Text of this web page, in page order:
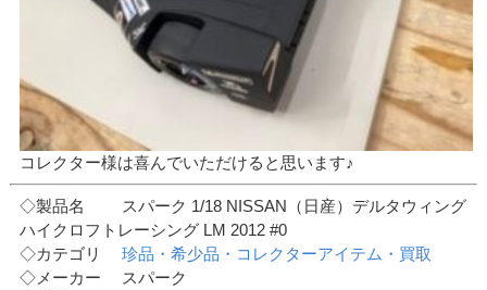
コレクター様は喜んでいただけると思います♪
◇製品名 スパーク 1/18 NISSAN（日産）デルタウィング
ハイクロフトレーシング LM 2012 #0
◇カテゴリ珍品・希少品・コレクターアイテム・買取
◇メーカー スパーク